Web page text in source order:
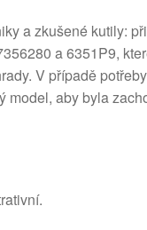
a zkušené kutily:
a 6351P9,
V případě
model, aby byla